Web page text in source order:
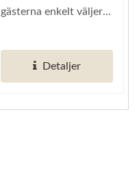
gästerna enkelt väljer
de passerar...
Detaljer